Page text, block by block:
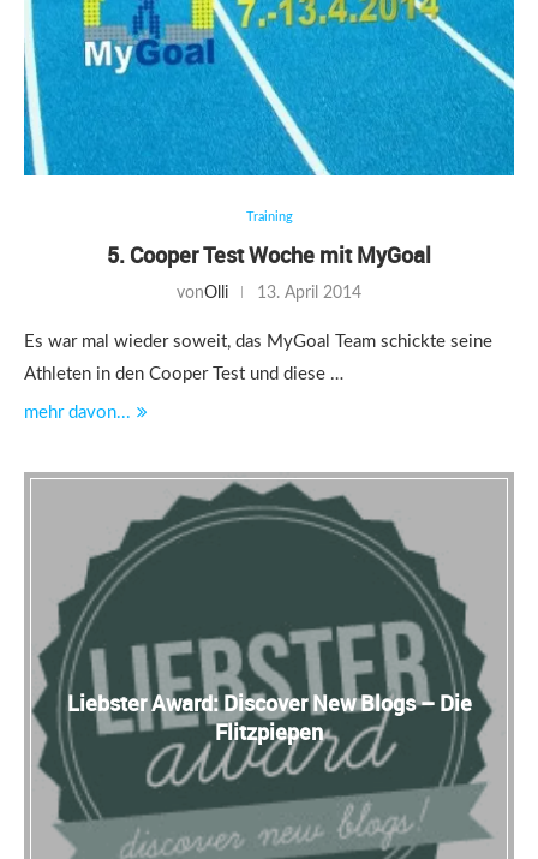
Training
5. Cooper Test Woche mit MyGoal
vonOlli 13. April 2014
Es war mal wieder soweit, das MyGoal Team schickte seine
Athleten in den Cooper Test und diese …
mehr davon...
Liebster Award: Discover New Blogs – Die
Flitzpiepen